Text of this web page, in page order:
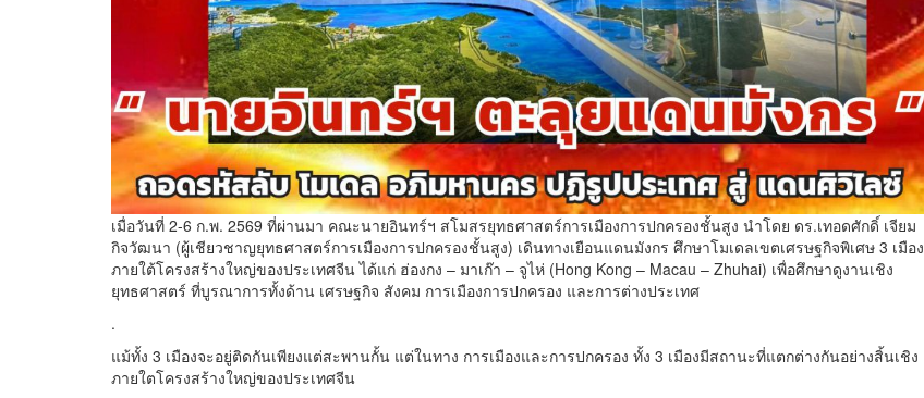
เมื่อวันที่ 2-6 ก.พ. 2569 ที่ผ่านมา คณะนายอินทร์ฯ สโมสรยุทธศาสตร์การเมืองการปกครองชั้นสูง นำโดย ดร.เทอดศักดิ์ เจียม
กิจวัฒนา (ผู้เชียวชาญยุทธศาสตร์การเมืองการปกครองชั้นสูง) เดินทางเยือนแดนมังกร ศึกษาโมเดลเขตเศรษฐกิจพิเศษ 3 เมือง
ภายใต้โครงสร้างใหญ่ของประเทศจีน ได้แก่ ฮ่องกง – มาเก๊า – จูไห่ (Hong Kong – Macau – Zhuhai) เพื่อศึกษาดูงานเชิง
ยุทธศาสตร์ ที่บูรณาการทั้งด้าน เศรษฐกิจ สังคม การเมืองการปกครอง และการต่างประเทศ
.
แม้ทั้ง 3 เมืองจะอยู่ติดกันเพียงแต่สะพานกั้น แต่ในทาง การเมืองและการปกครอง ทั้ง 3 เมืองมีสถานะที่แตกต่างกันอย่างสิ้นเชิง
ภายใตโครงสร้างใหญ่ของประเทศจีน